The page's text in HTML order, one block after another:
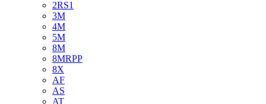
2RS1
3M
4M
5M
8M
8MRPP
8X
AF
AS
AT